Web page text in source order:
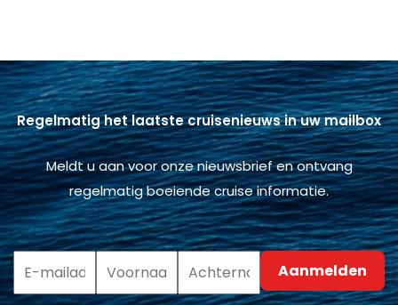
Regelmatig het laatste cruisenieuws in uw mailbox
Meldt u aan voor onze nieuwsbrief en ontvang
regelmatig boeiende cruise informatie.